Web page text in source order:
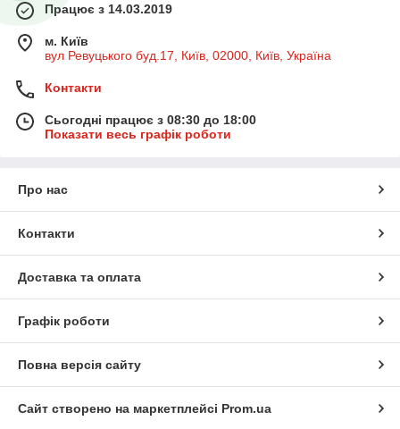
Працює з 14.03.2019
м. Київ
вул Ревуцького буд.17, Київ, 02000, Київ, Україна
Контакти
Сьогодні працює з 08:30 до 18:00
Показати весь графік роботи
Про нас
Контакти
Доставка та оплата
Графік роботи
Повна версія сайту
Сайт створено на маркетплейсі Prom.ua